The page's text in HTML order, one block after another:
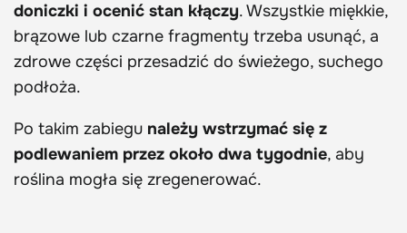
doniczki i ocenić stan kłączy. Wszystkie miękkie,
brązowe lub czarne fragmenty trzeba usunąć, a
zdrowe części przesadzić do świeżego, suchego
podłoża.
Po takim zabiegu należy wstrzymać się z
podlewaniem przez około dwa tygodnie, aby
roślina mogła się zregenerować.